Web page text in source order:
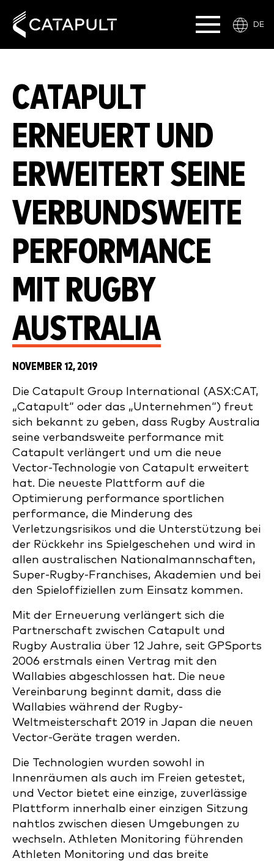
DE
CATAPULT
ERNEUERT UND
ERWEITERT SEINE
VERBUNDSWEITE
PERFORMANCE
MIT RUGBY
AUSTRALIA
NOVEMBER 12, 2019
Die Catapult Group International (ASX:CAT,
„Catapult“ oder das „Unternehmen“) freut
sich bekannt zu geben, dass Rugby Australia
seine verbandsweite performance mit
Catapult verlängert und um die neue
Vector-Technologie von Catapult erweitert
hat. Die neueste Plattform auf die
Optimierung performance sportlichen
performance, die Minderung des
Verletzungsrisikos und die Unterstützung bei
der Rückkehr ins Spielgeschehen und wird in
allen australischen Nationalmannschaften,
Super-Rugby-Franchises, Akademien und bei
den Spieloffiziellen zum Einsatz kommen.
Mit der Erneuerung verlängert sich die
Partnerschaft zwischen Catapult und
Rugby Australia über 12 Jahre, seit GPSports
2006 erstmals einen Vertrag mit den
Wallabies abgeschlossen hat. Die neue
Vereinbarung beginnt damit, dass die
Wallabies während der Rugby-
Weltmeisterschaft 2019 in Japan die neuen
Vector-Geräte tragen werden.
Die Technologien wurden sowohl in
Innenräumen als auch im Freien getestet,
und Vector bietet eine einzige, zuverlässige
Plattform innerhalb einer einzigen Sitzung
nahtlos zwischen diesen Umgebungen zu
wechseln. Athleten Monitoring führenden
Athleten Monitoring und das breite